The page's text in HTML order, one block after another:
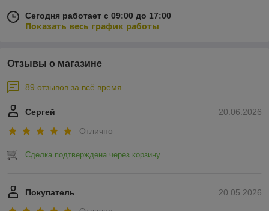
Сегодня работает с 09:00 до 17:00
Показать весь график работы
Отзывы о магазине
89 отзывов за всё время
20.06.2026
Сергей
Отлично
Сделка подтверждена через корзину
20.05.2026
Покупатель